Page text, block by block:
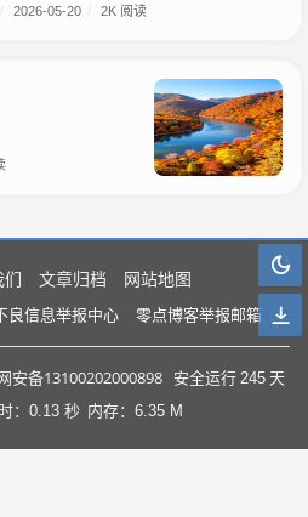
2026-05-20 2K 阅读
们 文章归档 网站地图
良信息举报中心 零点博客举报邮箱
安备13100202000898 安全运行 245 天
：0.13 秒 内存：6.35 M